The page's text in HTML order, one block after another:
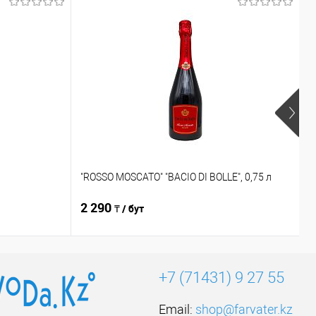
"ROSSO MOSCATO" "BACIO DI BOLLE", 0,75 л
2 290 ₸ / бут
+7 (71431) 9 27 55
Email: shop@farvater.kz